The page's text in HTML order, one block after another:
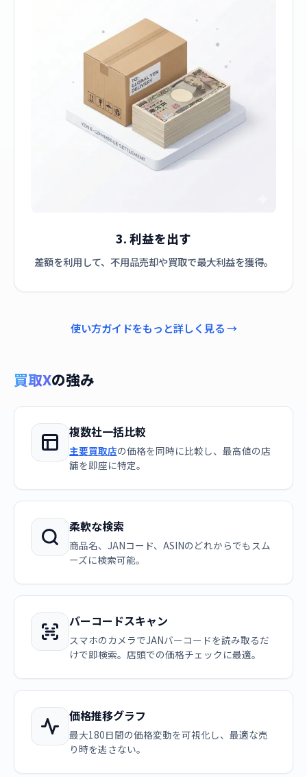
3. 利益を出す
差額を利用して、不用品売却や買取で最大利益を獲得。
使い方ガイドをもっと詳しく見る →
買取Xの強み
複数社一括比較
主要買取店の価格を同時に比較し、最高値の店
舗を即座に特定。
柔軟な検索
商品名、JANコード、ASINのどれからでもスム
ーズに検索可能。
バーコードスキャン
スマホのカメラでJANバーコードを読み取るだ
けで即検索。店頭での価格チェックに最適。
価格推移グラフ
最大180日間の価格変動を可視化し、最適な売
り時を逃さない。